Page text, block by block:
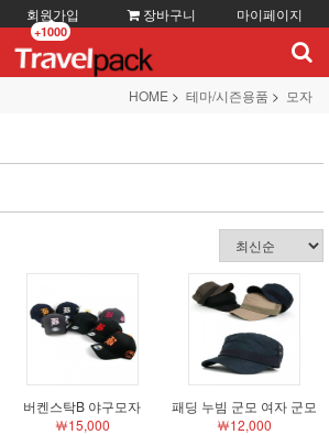
회원가입
+1000
장바구니 마이페이지
HOME 테마/시즌용품 모자
버켄스탁B 야구모자
￦15,000
패딩 누빔 군모 여자 군모
￦12,000